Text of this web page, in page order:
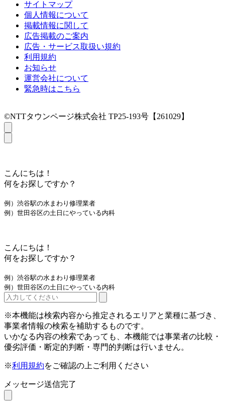
サイトマップ
個人情報について
掲載情報に関して
広告掲載のご案内
広告・サービス取扱い規約
利用規約
お知らせ
運営会社について
緊急時はこちら
©NTTタウンページ株式会社 TP25-193号【261029】
こんにちは！
何をお探しですか？
例）渋谷駅の水まわり修理業者
例）世田谷区の土日にやっている内科
こんにちは！
何をお探しですか？
例）渋谷駅の水まわり修理業者
例）世田谷区の土日にやっている内科
※本機能は検索内容から推定されるエリアと業種に基づき、
事業者情報の検索を補助するものです。
いかなる内容の検索であっても、本機能では事業者の比較・
優劣評価・断定的判断・専門的判断は行いません。
※利用規約をご確認の上ご利用ください
メッセージ送信完了